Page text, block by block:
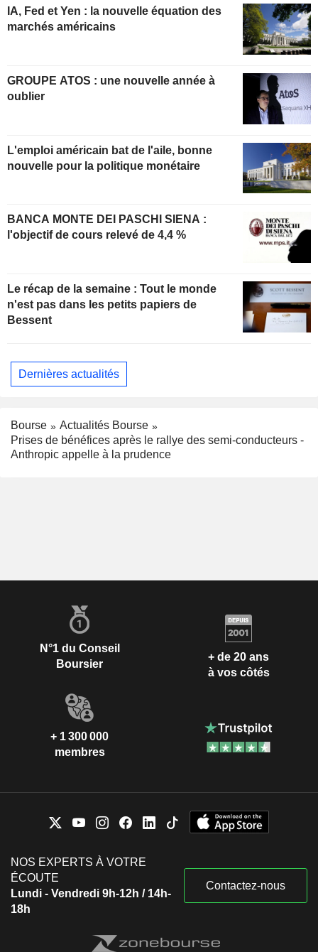
IA, Fed et Yen : la nouvelle équation des
marchés américains
GROUPE ATOS : une nouvelle année à
oublier
L'emploi américain bat de l'aile, bonne
nouvelle pour la politique monétaire
BANCA MONTE DEI PASCHI SIENA :
l'objectif de cours relevé de 4,4 %
Le récap de la semaine : Tout le monde
n'est pas dans les petits papiers de
Bessent
Dernières actualités
Bourse
Actualités Bourse
Prises de bénéfices après le rallye des semi-conducteurs -
Anthropic appelle à la prudence
N°1 du Conseil
Boursier
+ de 20 ans
à vos côtés
+ 1 300 000
membres
NOS EXPERTS À VOTRE
ÉCOUTE
Lundi - Vendredi 9h-12h / 14h-
18h
Contactez-nous